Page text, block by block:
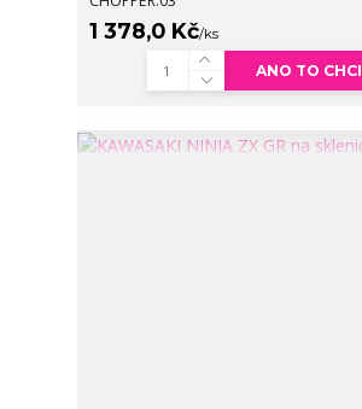
1 378,0 Kč/ks
ANO TO CHCI